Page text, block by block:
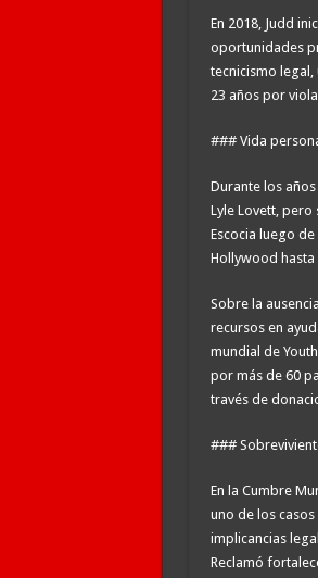
En 2018, Judd
oportunidades
tecnicismo legal,
23 años por
### Vida
Durante los
Lyle Lovett, pero
Escocia luego
Hollywood hasta
Sobre la
recursos en
mundial de
por más de 60
través de
###
En la Cumbre
uno de los
implicancias
Reclamó